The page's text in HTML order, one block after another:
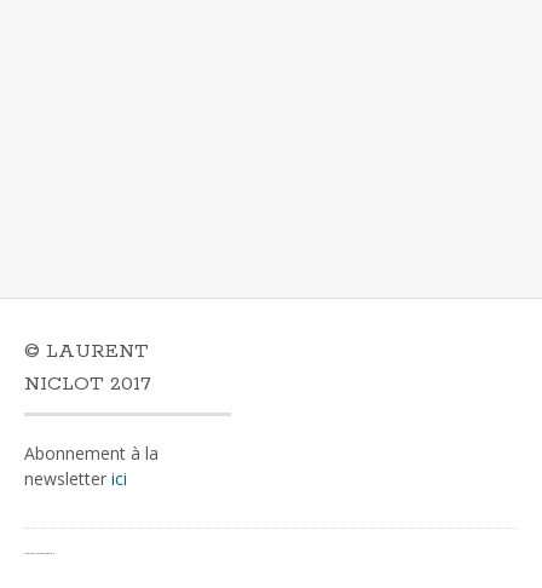
© LAURENT
NICLOT 2017
Abonnement à la
newsletter ici